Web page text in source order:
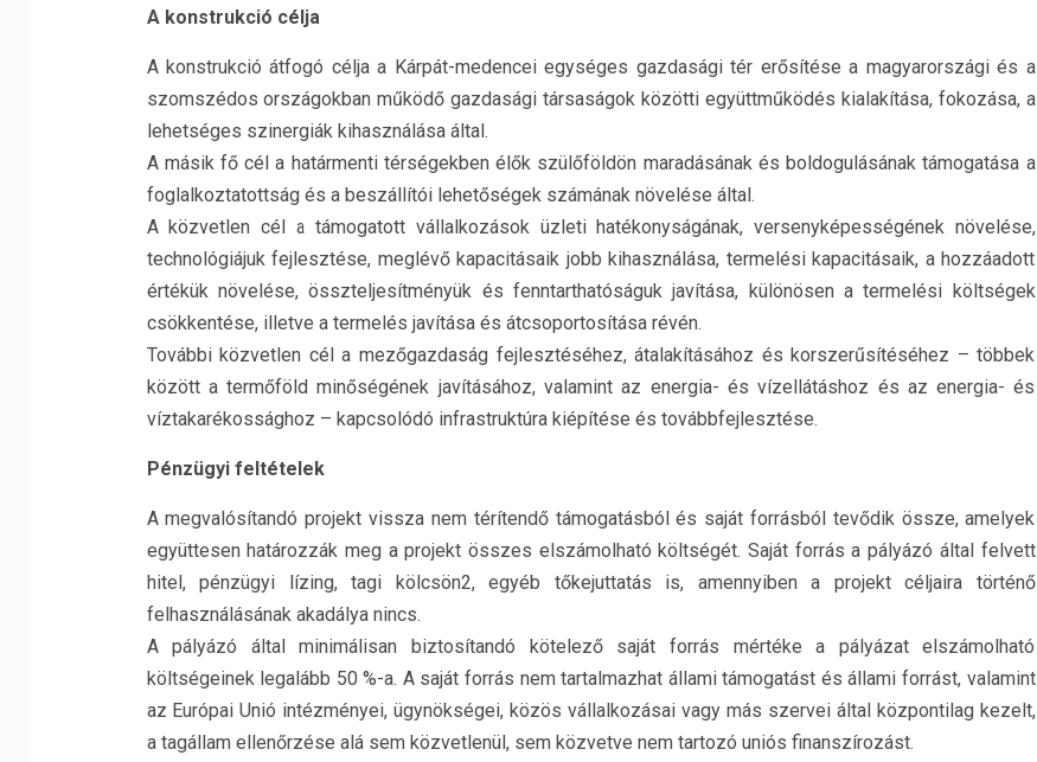
A konstrukció célja
A konstrukció átfogó célja a Kárpát-medencei egységes gazdasági tér erősítése a magyarországi és a
szomszédos országokban működő gazdasági társaságok közötti együttműködés kialakítása, fokozása, a
lehetséges szinergiák kihasználása által.
A másik fő cél a határmenti térségekben élők szülőföldön maradásának és boldogulásának támogatása a
foglalkoztatottság és a beszállítói lehetőségek számának növelése által.
A közvetlen cél a támogatott vállalkozások üzleti hatékonyságának, versenyképességének növelése,
technológiájuk fejlesztése, meglévő kapacitásaik jobb kihasználása, termelési kapacitásaik, a hozzáadott
értékük növelése, összteljesítményük és fenntarthatóságuk javítása, különösen a termelési költségek
csökkentése, illetve a termelés javítása és átcsoportosítása révén.
További közvetlen cél a mezőgazdaság fejlesztéséhez, átalakításához és korszerűsítéséhez – többek
között a termőföld minőségének javításához, valamint az energia- és vízellátáshoz és az energia- és
víztakarékossághoz – kapcsolódó infrastruktúra kiépítése és továbbfejlesztése.
Pénzügyi feltételek
A megvalósítandó projekt vissza nem térítendő támogatásból és saját forrásból tevődik össze, amelyek
együttesen határozzák meg a projekt összes elszámolható költségét. Saját forrás a pályázó által felvett
hitel, pénzügyi lízing, tagi kölcsön2, egyéb tőkejuttatás is, amennyiben a projekt céljaira történő
felhasználásának akadálya nincs.
A pályázó által minimálisan biztosítandó kötelező saját forrás mértéke a pályázat elszámolható
költségeinek legalább 50 %-a. A saját forrás nem tartalmazhat állami támogatást és állami forrást, valamint
az Európai Unió intézményei, ügynökségei, közös vállalkozásai vagy más szervei által központilag kezelt,
a tagállam ellenőrzése alá sem közvetlenül, sem közvetve nem tartozó uniós finanszírozást.